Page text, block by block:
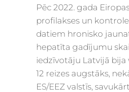
Pēc 2022. gada
profilakses un
datiem hronisko
hepatīta gadījumu
iedzīvotāju Latvijā bija
12 reizes augstāks,
ES/EEZ valstīs,